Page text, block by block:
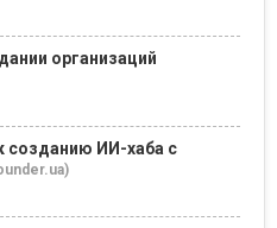
организаций
созданию ИИ-хаба с